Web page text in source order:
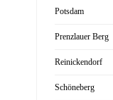
Potsdam
Prenzlauer Berg
Reinickendorf
Schöneberg